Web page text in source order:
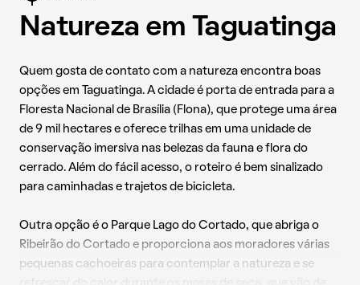
Natureza em Taguatinga
Quem gosta de contato com a natureza encontra boas
opções em Taguatinga. A cidade é porta de entrada para a
Floresta Nacional de Brasília (Flona), que protege uma área
de 9 mil hectares e oferece trilhas em uma unidade de
conservação imersiva nas belezas da fauna e flora do
cerrado. Além do fácil acesso, o roteiro é bem sinalizado
para caminhadas e trajetos de bicicleta.
Outra opção é o Parque Lago do Cortado, que abriga o
Ribeirão do Cortado e proporciona aos moradores várias
pequenas cachoeiras para contemplar a natureza e se